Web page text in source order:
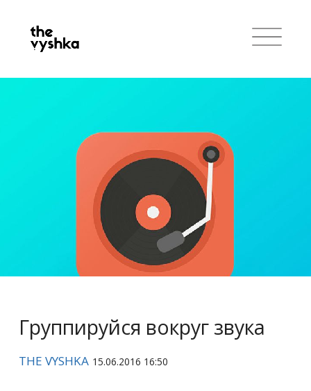
Группируйся вокруг звука
THE VYSHKA 15.06.2016 16:50